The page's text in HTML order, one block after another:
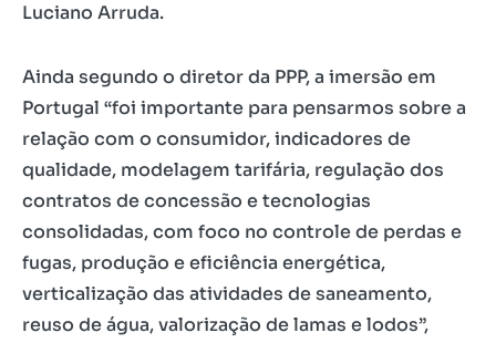
Luciano Arruda.
Ainda segundo o diretor da PPP, a imersão em
Portugal “foi importante para pensarmos sobre a
relação com o consumidor, indicadores de
qualidade, modelagem tarifária, regulação dos
contratos de concessão e tecnologias
consolidadas, com foco no controle de perdas e
fugas, produção e eficiência energética,
verticalização das atividades de saneamento,
reuso de água, valorização de lamas e lodos”,